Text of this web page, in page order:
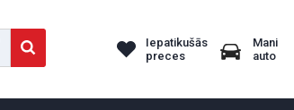
Iepatikušās
preces
Mani
auto